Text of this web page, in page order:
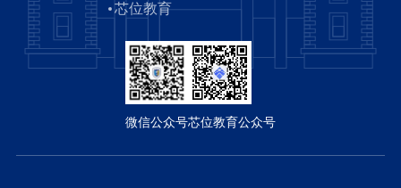
芯位教育
微信公众号芯位教育公众号